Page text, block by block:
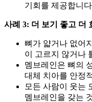
기회를 제공합니
사례 3: 더 보기 좋고 더
뼈가 얇거나 없어
이 고르지 않거나
멤브레인은 뼈의
대체 치아를 안정
모든 사람이 웃는
멤브레인을 갖는